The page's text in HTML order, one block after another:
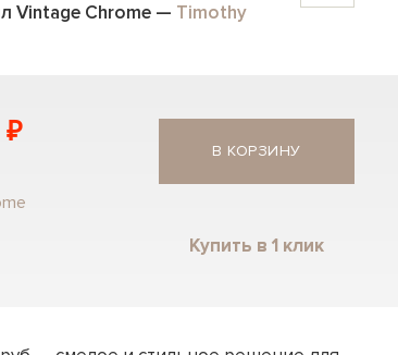
Vintage Chrome — Timothy
₽
В КОРЗИНУ
Купить в 1 клик